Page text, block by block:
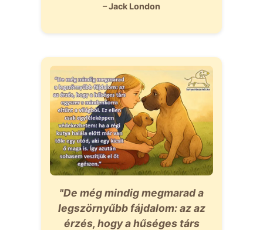
– Jack London
"De még mindig megmarad a
legszörnyűbb fájdalom: az az
érzés, hogy a hűséges társ